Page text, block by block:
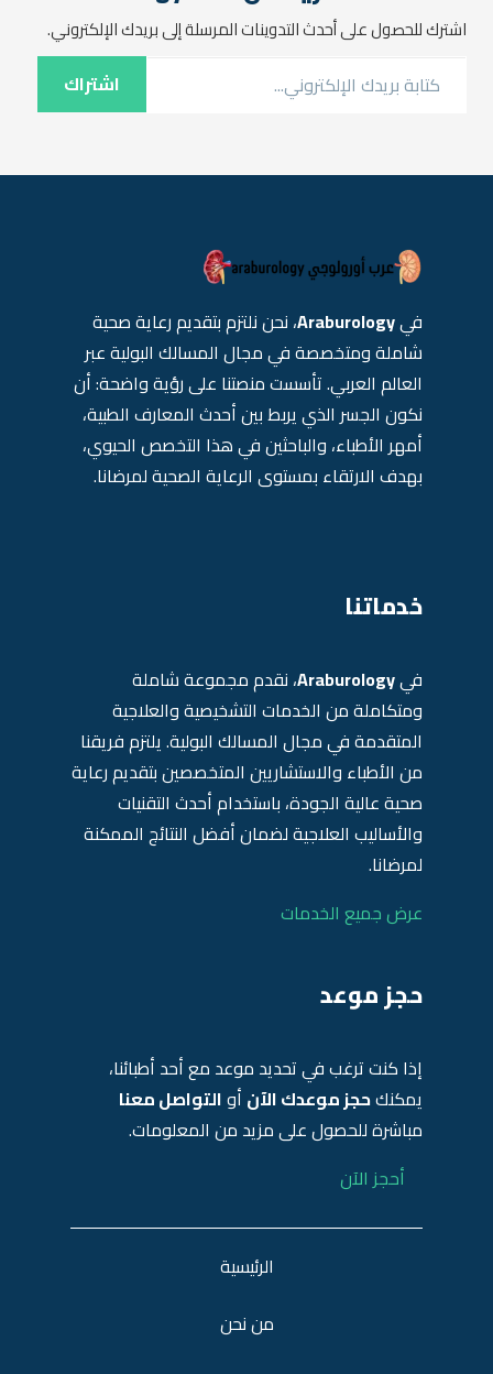
اشترك للحصول على أحدث التدوينات المرسلة إلى بريدك الإلكتروني.
اشتراك
فيAraburology، نحن نلتزم بتقديم رعاية صحية
شاملة ومتخصصة في مجال المسالك البولية عبر
العالم العربي. تأسست منصتنا على رؤية واضحة: أن
نكون الجسر الذي يربط بين أحدث المعارف الطبية،
أمهر الأطباء، والباحثين في هذا التخصص الحيوي،
بهدف الارتقاء بمستوى الرعاية الصحية لمرضانا.
خدماتنا
فيAraburology، نقدم مجموعة شاملة
ومتكاملة من الخدمات التشخيصية والعلاجية
المتقدمة في مجال المسالك البولية. يلتزم فريقنا
من الأطباء والاستشاريين المتخصصين بتقديم رعاية
صحية عالية الجودة، باستخدام أحدث التقنيات
والأساليب العلاجية لضمان أفضل النتائج الممكنة
لمرضانا.
عرض جميع الخدمات
حجز موعد
إذا كنت ترغب في تحديد موعد مع أحد أطبائنا،
يمكنكحجز موعدك الآن أوالتواصل معنا
مباشرة للحصول على مزيد من المعلومات.
أحجز الآن
الرئيسية
من نحن